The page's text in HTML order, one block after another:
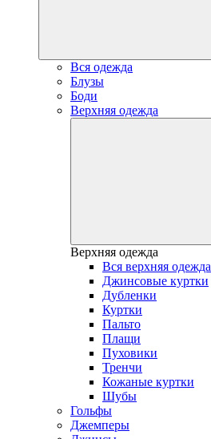
Вся одежда
Блузы
Боди
Верхняя одежда
Верхняя одежда
Вся верхняя одежда
Джинсовые куртки
Дубленки
Куртки
Пальто
Плащи
Пуховики
Тренчи
Кожаные куртки
Шубы
Гольфы
Джемперы